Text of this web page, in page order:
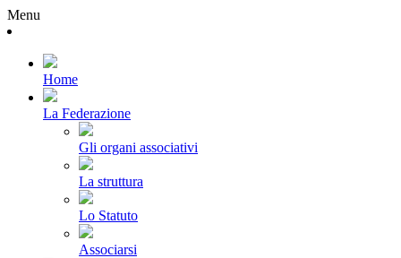
Menu
Home
La Federazione
Gli organi associativi
La struttura
Lo Statuto
Associarsi